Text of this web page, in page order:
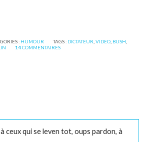
: HUMOUR TAGS : DICTATEUR VIDEO, BUSH
14COMMENTAIRES
ceux qui se leven tot, oups pardon, à